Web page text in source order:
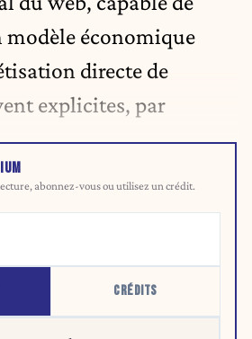
économique
directe de
explicites, par
abonnez-vous ou utilisez un crédit.
CRÉDITS